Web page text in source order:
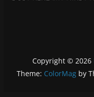
Copyright © 2026
Theme: ColorMagby